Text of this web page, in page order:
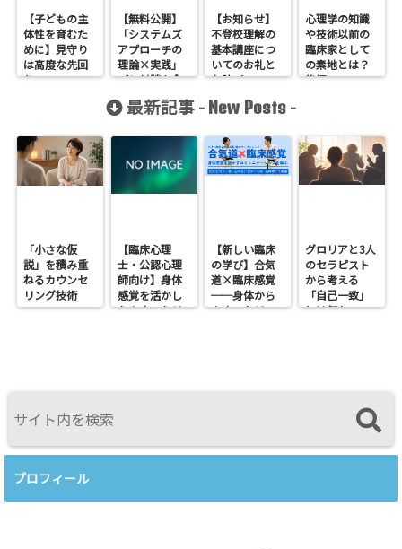
【子どもの主
体性を育むた
めに】見守り
は高度な先回
り
【無料公開】
「システムズ
アプローチの
理論×実践」
プレ対談を全
開しました
【お知らせ】
不登校理解の
基本講座につ
いてのお礼と
お詫び
心理学の知識
や技術以前の
臨床家として
の素地とは？
後編
最新記事 - New Posts -
「小さな仮
説」を積み重
ねるカウンセ
リング技術
【臨床心理
士・公認心理
師向け】身体
感覚を活かし
たカウンセリ
【新しい臨床
の学び】合気
道×臨床感覚
──身体から
カウンセリン
グロリアと3人
のセラピスト
から考える
「自己一致」
とは何か──
プロフィール